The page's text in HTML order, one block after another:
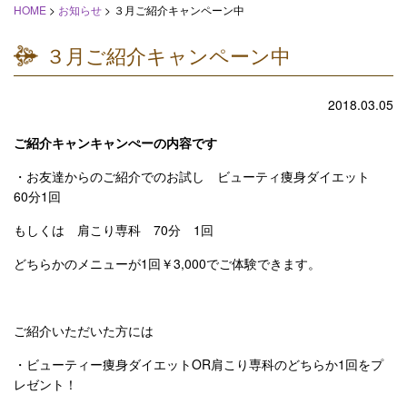
HOME > お知らせ > ３月ご紹介キャンペーン中
３月ご紹介キャンペーン中
2018.03.05
ご紹介キャンキャンぺーの内容です
・お友達からのご紹介でのお試し ビューティ痩身ダイエット
60分1回
もしくは 肩こり専科 70分 1回
どちらかのメニューが1回￥3,000でご体験できます。
ご紹介いただいた方には
・ビューティー痩身ダイエットOR肩こり専科のどちらか1回をプ
レゼント！